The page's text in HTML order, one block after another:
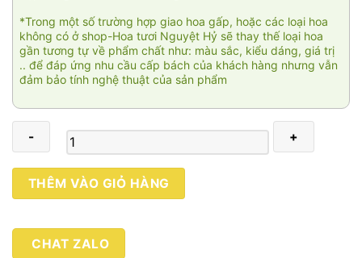
*Trong một số trường hợp giao hoa gấp, hoặc các loại hoa
không có ở shop-Hoa tươi Nguyệt Hỷ sẽ thay thế loại hoa
gần tương tự về phẩm chất như: màu sắc, kiểu dáng, giá trị
.. để đáp ứng nhu cầu cấp bách của khách hàng nhưng vẫn
đảm bảo tính nghệ thuật của sản phẩm
Thiên
niên
đạt
001
THÊM VÀO GIỎ HÀNG
CHAT ZALO